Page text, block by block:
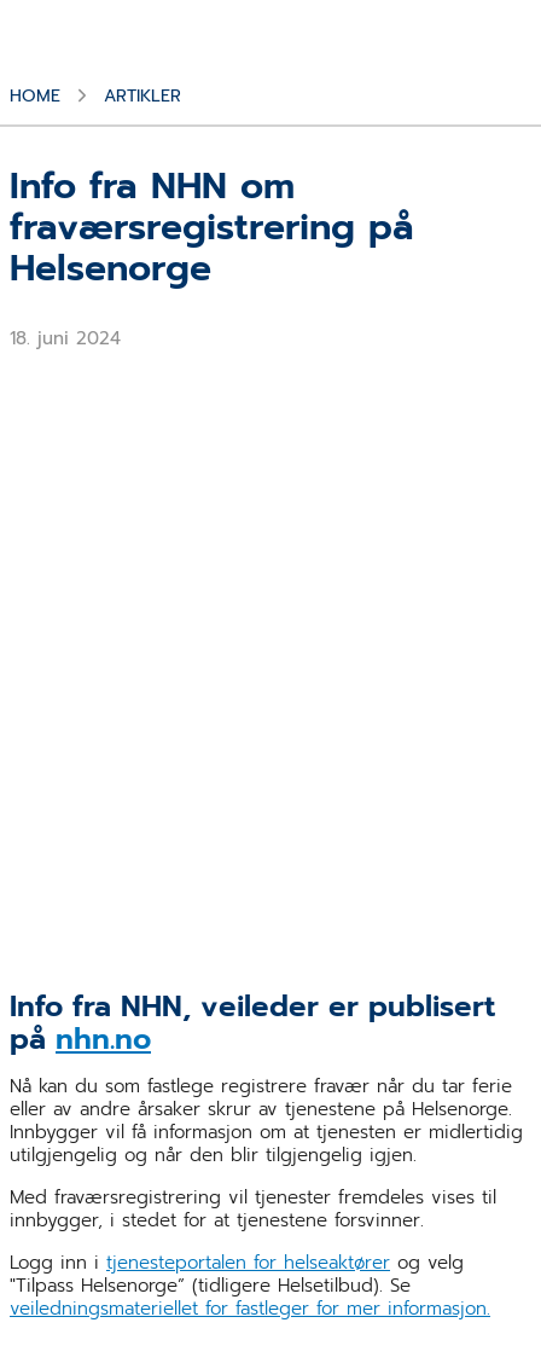
HOME ARTIKLER
Info fra NHN om
fraværsregistrering på
Helsenorge
18. juni 2024
Info fra NHN, veileder er publisert
på nhn.no
Nå kan du som fastlege registrere fravær når du tar ferie
eller av andre årsaker skrur av tjenestene på Helsenorge.
Innbygger vil få informasjon om at tjenesten er midlertidig
utilgjengelig og når den blir tilgjengelig igjen.
Med fraværsregistrering vil tjenester fremdeles vises til
innbygger, i stedet for at tjenestene forsvinner.
Logg inn i tjenesteportalen for helseaktører og velg
"Tilpass Helsenorge” (tidligere Helsetilbud). Se
veiledningsmateriellet for fastleger for mer informasjon.